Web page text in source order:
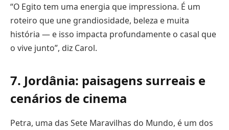
“O Egito tem uma energia que impressiona. É um
roteiro que une grandiosidade, beleza e muita
história — e isso impacta profundamente o casal que
o vive junto”, diz Carol.
7. Jordânia: paisagens surreais e
cenários de cinema
Petra, uma das Sete Maravilhas do Mundo, é um dos